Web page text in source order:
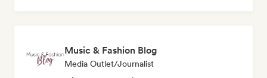
Music & Fashion Blog
Media Outlet/Journalist